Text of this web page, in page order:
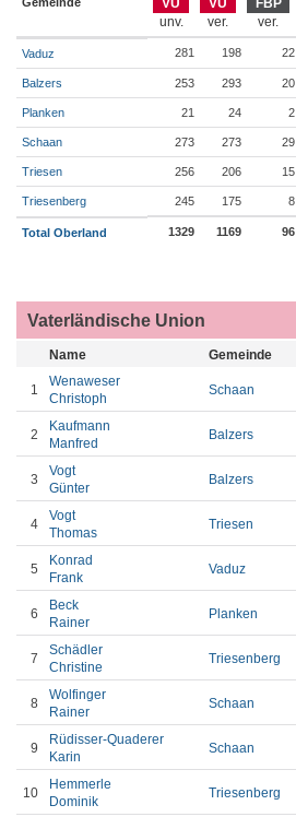
VU VU FBP
Vaduz 281 198 22
Balzers 253 293 20
Planken 21 24 2
Schaan 273 273 29
Triesen 256 206 15
Triesenberg 245 175 8
Total Oberland 1329 1169 96
Vaterländische Union
Name Gemeinde
1
Wenaweser
Christoph
Schaan
2
Kaufmann
Manfred
Balzers
3
Vogt
Günter
Balzers
4
Vogt
Thomas
Triesen
5
Konrad
Frank
Vaduz
6
Beck
Rainer
Planken
7
Schädler
Christine
Triesenberg
8
Wolfinger
Rainer
Schaan
9
Rüdisser-Quaderer
Karin
Schaan
10
Hemmerle
Dominik
Triesenberg